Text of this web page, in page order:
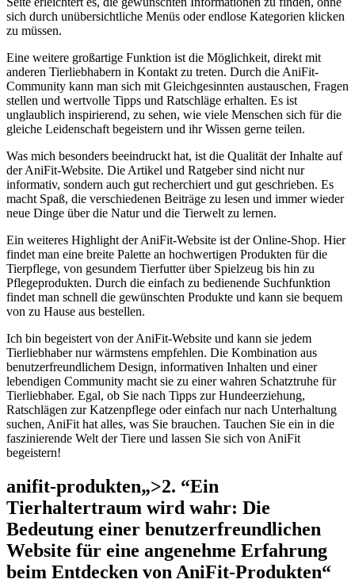
sich durch unübersichtliche Menüs oder endlose Kategorien‍ klicken
zu müssen.
Eine weitere großartige Funktion ist die Möglichkeit, direkt mit​
anderen Tierliebhabern ⁣in Kontakt zu​ treten. Durch die AniFit-
Community⁣ kann man sich mit Gleichgesinnten austauschen,⁤ Fragen
stellen und wertvolle​ Tipps und Ratschläge erhalten. Es ⁢ist
unglaublich inspirierend, zu sehen, wie ‍viele Menschen sich für⁣ die⁤
gleiche Leidenschaft begeistern und ihr Wissen gerne teilen.
Was⁢ mich besonders beeindruckt hat, ist die ⁢Qualität der ⁢Inhalte auf
der AniFit-Website. Die‌ Artikel ‍und ⁣Ratgeber sind nicht nur
informativ, sondern auch gut recherchiert ‍und gut geschrieben. Es
macht Spaß, die verschiedenen ⁤Beiträge zu lesen und immer wieder
neue ‍Dinge über die Natur und die Tierwelt zu lernen.
Ein weiteres‍ Highlight der AniFit-Website ist der Online-Shop. ​Hier
findet man eine breite Palette an hochwertigen Produkten für die
‍Tierpflege, von gesundem ‌Tierfutter‍ über Spielzeug bis hin zu
Pflegeprodukten. Durch die einfach zu bedienende Suchfunktion
findet ⁣man schnell die⁤ gewünschten Produkte und kann sie bequem
von zu Hause aus bestellen.
Ich bin begeistert von der AniFit-Website ​und kann sie jedem
Tierliebhaber nur wärmstens ‌empfehlen. Die Kombination aus
benutzerfreundlichem⁤ Design, informativen Inhalten und ⁢einer
lebendigen Community macht sie zu⁣ einer wahren Schatztruhe für
Tierliebhaber. Egal, ob Sie nach Tipps ​zur Hundeerziehung,
Ratschlägen ‌zur Katzenpflege oder einfach nur nach Unterhaltung
suchen, AniFit hat ‍alles, was Sie brauchen.⁤ Tauchen Sie ein in die⁢
faszinierende Welt der Tiere und lassen Sie sich von AniFit
begeistern!
anifit-produkten„>2. ⁢“Ein
Tierhaltertraum wird wahr: Die
⁤Bedeutung ⁤einer benutzerfreundlichen
Website für eine angenehme Erfahrung
beim Entdecken von AniFit-Produkten“